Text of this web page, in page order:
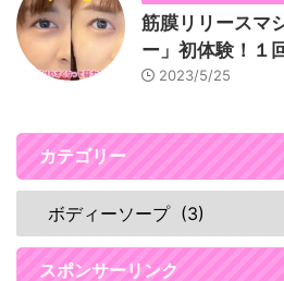
筋膜リリースマ
ー」初体験！１
2023/5/25
カテゴリー
スポンサーリンク